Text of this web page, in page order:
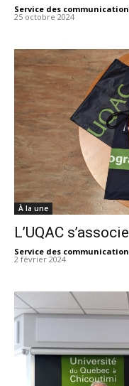
Service des
25 octobre 2024
À la une
L’UQAC
Service des
2 février 2024